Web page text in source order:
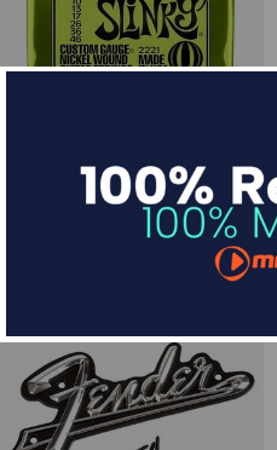
Slinky Regular 10-46